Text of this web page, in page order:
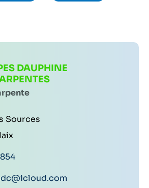
DAUPHINE
Sources